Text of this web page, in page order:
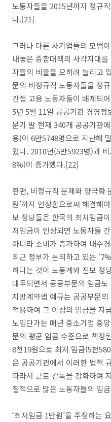
노동자들을 2015년까지 정규
다.[21]
그러나 다른 사기업들의 모범
내놓은 종합대책의 사각지대
자들의 비율을 오히려 늘리고
문의 비정규직 노동자들을 정
간접 고용 노동자들이 배제되
5년 5월 11일 공공기관 경영정
분기 말 현재 340개 공공기관
용)이 6만5748명으로 지난해
었다. 2010년(5만5923명)과
8%)이 증가했다.[22]
한편, 비정규직 문제와 양극화
원’까지 인상함으로써 해결해
보 정당들은 한국의 최저임금
저임금이 인상되면 노동자들
아니라 소비가 증가하여 내수
최근 정부가 논의하고 있는
하다는 것이 노동계와 진보 정
대두되면서 공공부문의 임금
지방계약법 예규는 공공부문
적용하여 그 이상의 임금을 지
노임단가는 매년 중소기업 중
문의 평균 임금 수준으로 책정
8천19원으로 최저 임금(5천
은 공공기관에서 이러한 법적
따라서 근로 감독을 강화하여
질적으로 많은 노동자들의 임
‘최저임금 1만원’을 주장하는